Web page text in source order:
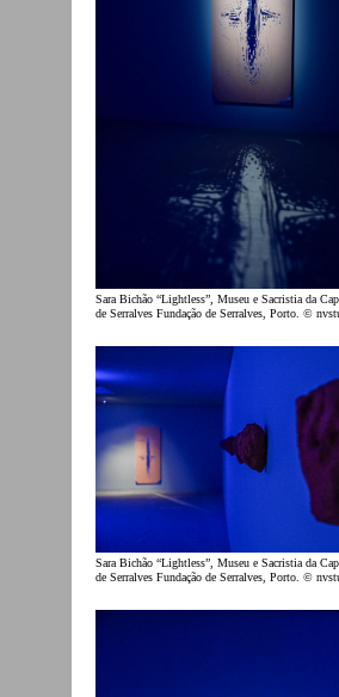
Sara Bichão “Lightless”, Museu e Sacristia da
de Serralves Fundação de Serralves, Porto. ©
Sara Bichão “Lightless”, Museu e Sacristia da
de Serralves Fundação de Serralves, Porto. ©